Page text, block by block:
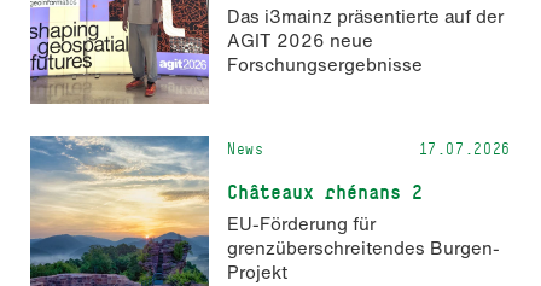
Das i3mainz präsentierte auf der
AGIT 2026 neue
Forschungsergebnisse
News 17.07.2026
Châteaux rhénans 2
EU-Förderung für
grenzüberschreitendes Burgen-
Projekt